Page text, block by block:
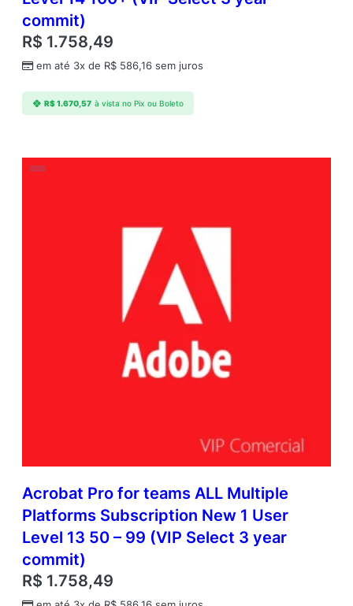
commit)
R$ 1.758,49
em até 3x de R$ 586,16 sem juros
R$1.670,57 à vista no Pix ou Boleto
Acrobat Pro for teams ALL Multiple
Platforms Subscription New 1 User
Level 13 50 – 99 (VIP Select 3 year
commit)
R$ 1.758,49